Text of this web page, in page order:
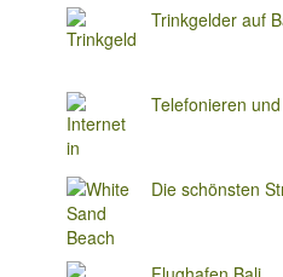
Trinkgelder auf
Telefonieren
Die schönsten